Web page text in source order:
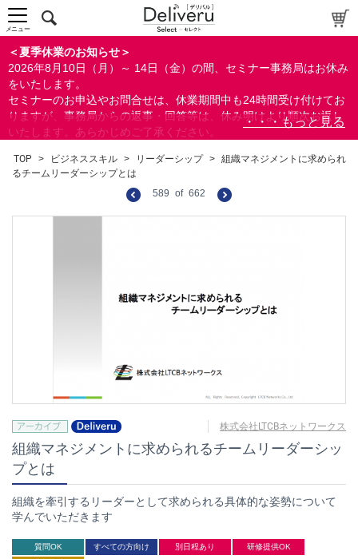
＜夏季休業のお知らせ＞
2026年8月10日（月）～ 14日（金）の間、セミナー事務局はお休み
をいたします。
セミナーのお申込やお問合せは、休業期間中も24時間受け付けてお
りますが、事務局からの返事・回答等は、休み明けより順次お返し
いたします。あらかじめご了承ください。
ができます。
メニュー
TOP > ビジネススキル > リーダーシップ > 組織マネジメントに求められ
るチームリーダーシップとは
589 of 662
株式会社LTCBネットワークス
組織マネジメントに求められるチームリーダーシッ
プとは
組織を牽引するリーダーとして求められる具体的な姿勢について
学んでいただきます
質問OK すべての方向け 別日程あり
研修提供OK